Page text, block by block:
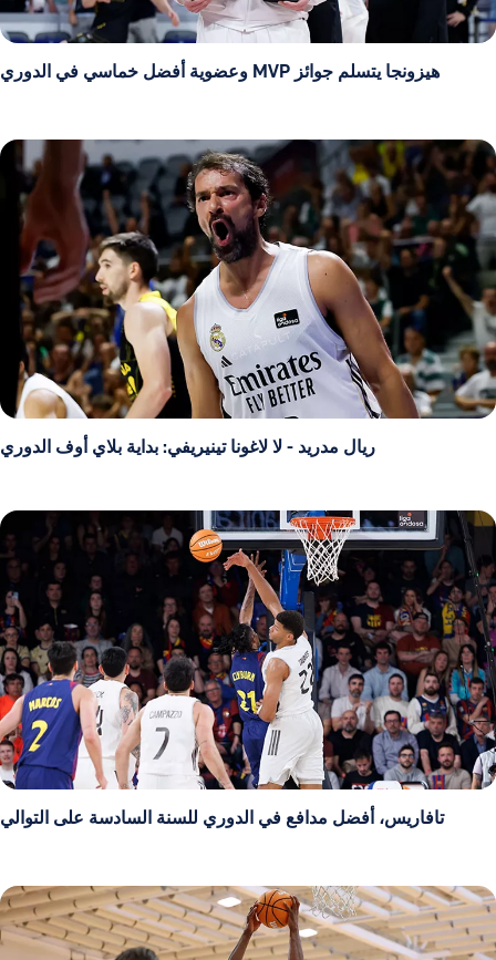
هيزونجا يتسلم جوائز MVP وعضوية أفضل خماسي في الدوري
ريال مدريد - لا لاغونا تينيريفي: بداية بلاي أوف الدوري
تافاريس، أفضل مدافع في الدوري للسنة السادسة على التوالي